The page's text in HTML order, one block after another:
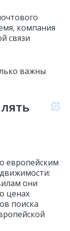
компания
связи
важны
европейским
они
ценах
поиска